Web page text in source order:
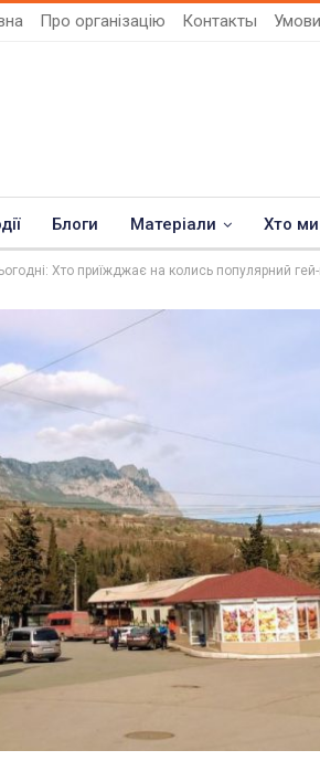
Про організацію Контакты
Блоги Матеріали Хто ми
Хто приїжджає на колись популярний